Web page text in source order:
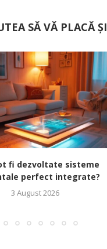
SĂ VĂ PLACĂ ȘI
fi dezvoltate sisteme
perfect integrate?
3 August 2026